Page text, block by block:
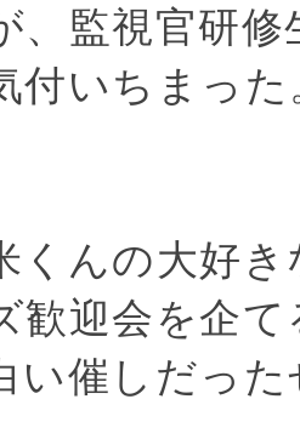
、監視官研
付いちまっ
くんの大好
歓迎会を企
い催しだっ